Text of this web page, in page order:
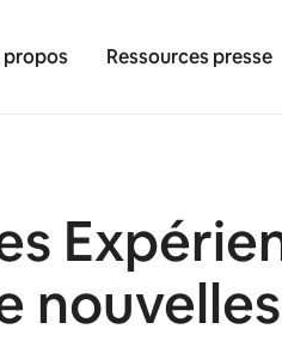
propos Ressources presse